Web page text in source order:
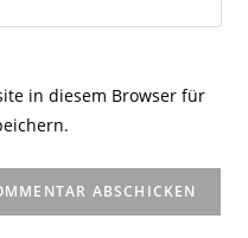
in diesem Browser für